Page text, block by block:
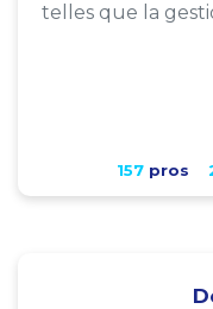
telles que la
157pros